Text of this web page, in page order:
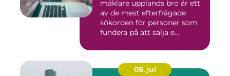
mäklare upplands bro är ett
av de mest efterfrågade
sökorden för personer som
fundera på att sälja e...
08. jul